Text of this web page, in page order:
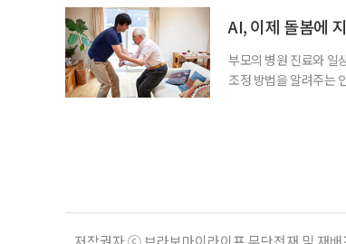
접 만든 음식이나 남은
AI, 이제 돌봄에
부모의 병원 진료와 일
조정 방법을 알려주는